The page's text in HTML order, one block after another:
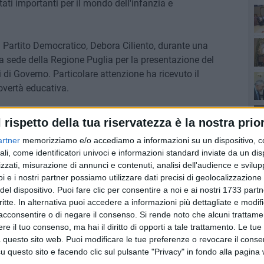
rispetto della tua riservatezza è la nostra
memorizziamo e/o accediamo a informazioni su un dispositivo,
come identificatori univoci e informazioni standard inviate da un
misurazione di annunci e contenuti, analisi dell'audience e
e i nostri partner possiamo utilizzare dati precisi di
dispositivo. Puoi fare clic per consentire a noi e ai nostri 1733
In alternativa puoi accedere a informazioni più dettagliate e
o di negare il consenso. Si rende noto che alcuni
il tuo consenso, ma hai il diritto di opporti a tale trattamento. Le
sito web. Puoi modificare le tue preferenze o revocare il
questo sito e facendo clic sul pulsante "Privacy" in fondo alla pagina
importanti per il mondo dell'infanzia e
Democratico, Debora Ciliento, durante una
della Regione Puglia per la presentazione del
Governo. Particolare attenzione ha ricevuto il
educativa.
educante, - continua Ciliento - capace di sostenere il
il lavoro di equipe che sarà messo in atto dagli
degli uffici dei Servizi Sociali professionali
di Zona».
del PD - che parte da un lavoro in sinergia tra gli
allo sport e alla cultura, modifica l'approccio al
le singole scelte della politica, ma saranno
a sistema le proposte d'intervento».
Puglia, il documento vuole essere uno strumento di